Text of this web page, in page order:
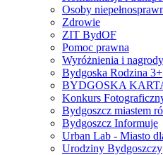
Osoby
Zdrowie
ZIT BydOF
Pomoc prawna
Wyróżnienia i nagrody
Bydgoska Rodzina 3+
BYDGOSKA
Konkurs
Bydgoszcz miastem
Bydgoszcz Informuje
Urban Lab - Miasto
Urodziny Bydgoszczy